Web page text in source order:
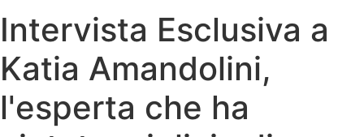
Intervista Esclusiva a
Katia Amandolini,
l'esperta che ha